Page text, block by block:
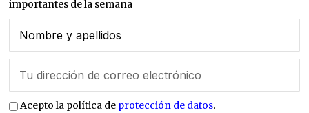
importantes de la semana
Acepto la política de protección de datos.